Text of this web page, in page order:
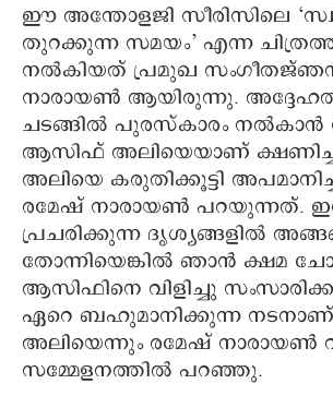
ഈ അന്തോളജി സീരിസിലെ
തുറക്കുന്ന സമയം’ എന്ന
നല്‍കിയത് പ്രമുഖ
നാരായണ്‍ ആയിരുന്നു.
ചടങ്ങില്‍ പുരസ്കാരം നല്‍കാന്‍
ആസിഫ് അലിയെയാണ്
അലിയെ കരുതിക്കൂട്ടി
രമേഷ് നാരായണ്‍ പറയുന്നത്.
പ്രചരിക്കുന്ന ദൃശ്യങ്ങളിൽ
തോന്നിയെങ്കിൽ ഞാൻ ക്ഷമ
ആസിഫിനെ വിളിച്ചു
ഏറെ ബഹുമാനിക്കുന്ന
അലിയെന്നും രമേഷ് നാരായണ്‍
സമ്മേളനത്തില്‍ പറഞ്ഞു.